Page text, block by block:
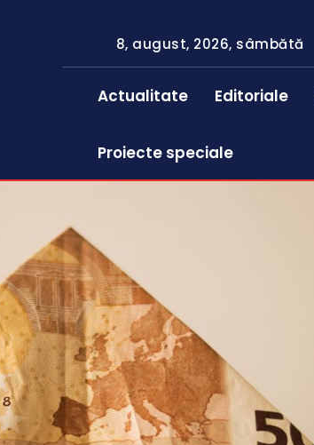
8, august, 2026, sâmbătă
Actualitate Editoriale
Proiecte speciale